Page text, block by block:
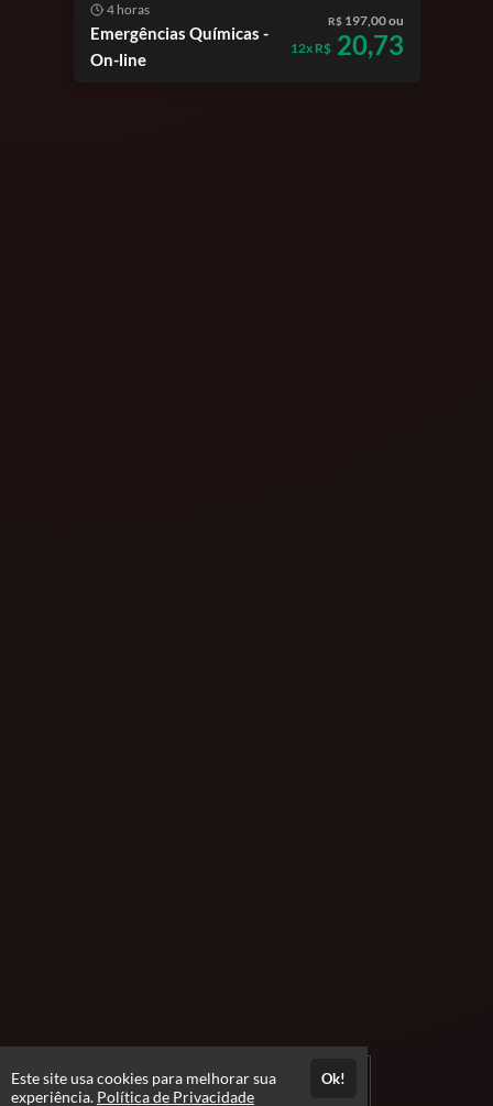
4 horas
Emergências Químicas -
On-line
R$197,00 ou
12x R$20,73
Este site usa cookies para melhorar sua
experiência. Política de Privacidade
Ok!